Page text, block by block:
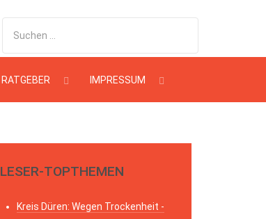
RATGEBER IMPRESSUM
LESER-TOPTHEMEN
Kreis Düren: Wegen Trockenheit -